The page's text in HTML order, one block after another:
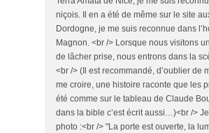
niçois. Il en a été de même sur le site
Dordogne, je me suis reconnue dans
Magnon. <br /> Lorsque nous visitons
de lâcher prise, nous entrons dans la
<br /> (Il est recommandé, d’oublier de
me croire, une histoire raconte que les
été comme sur le tableau de Claude
dans la bible c’est écrit aussi…)<br />
photo :<br /> "La porte est ouverte, la